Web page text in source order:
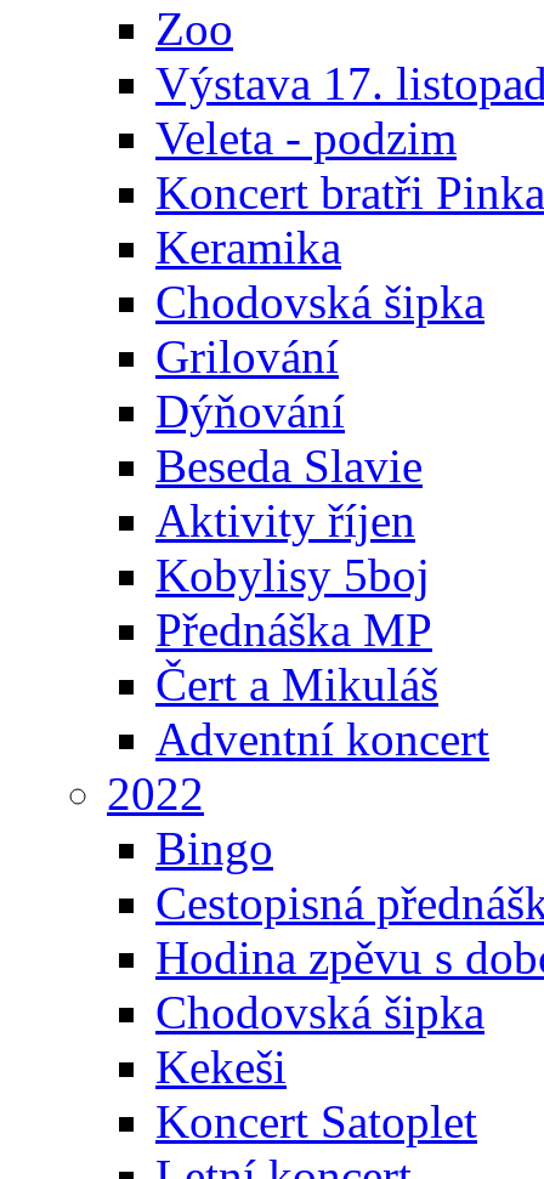
Zoo
Výstava 17.
Veleta - podzim
Koncert bratři
Keramika
Chodovská šipka
Grilování
Dýňování
Beseda Slavie
Aktivity říjen
Kobylisy 5boj
Přednáška MP
Čert a Mikuláš
Adventní koncert
2022
Bingo
Cestopisná
Hodina zpěvu s
Chodovská šipka
Kekeši
Koncert Satoplet